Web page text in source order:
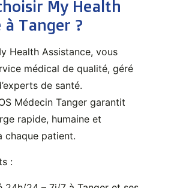
My Health
à Tanger ?
Health Assistance, vous
médical de qualité, géré
de santé.
Médecin Tanger garantit
rapide, humaine et
chaque patient.
: